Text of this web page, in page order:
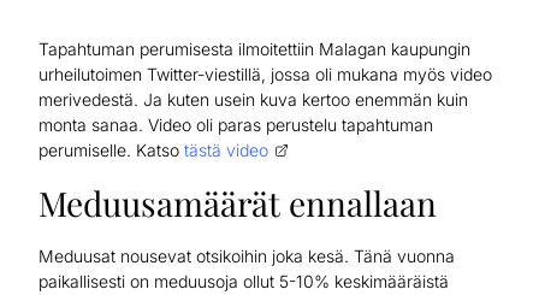
Tapahtuman perumisesta ilmoitettiin Malagan kaupungin
urheilutoimen Twitter-viestillä, jossa oli mukana myös video
merivedestä. Ja kuten usein kuva kertoo enemmän kuin
monta sanaa. Video oli paras perustelu tapahtuman
perumiselle. Katso tästä video
Meduusamäärät ennallaan
Meduusat nousevat otsikoihin joka kesä. Tänä vuonna
paikallisesti on meduusoja ollut 5-10% keskimääräistä